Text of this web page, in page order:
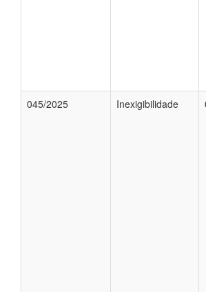
045/2025 Inexigibilidade